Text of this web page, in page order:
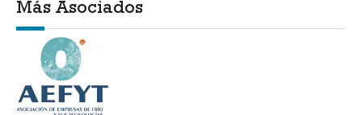
Más Asociados